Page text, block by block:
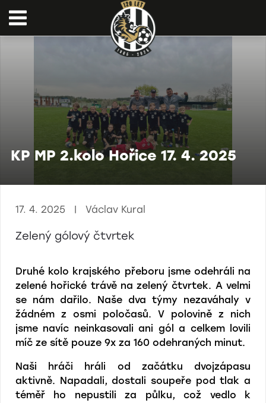
KP MP 2.kolo Hořice 17. 4. 2025
17. 4. 2025 | Václav Kural
Zelený gólový čtvrtek
Druhé kolo krajského přeboru jsme odehráli na
zelené hořické trávě na zelený čtvrtek. A velmi
se nám dařilo. Naše dva týmy nezaváhaly v
žádném z osmi poločasů. V polovině z nich
jsme navíc neinkasovali ani gól a celkem lovili
míč ze sítě pouze 9x za 160 odehraných minut.
Naši hráči hráli od začátku dvojzápasu
aktivně. Napadali, dostali soupeře pod tlak a
téměř ho nepustili za půlku, což vedlo k